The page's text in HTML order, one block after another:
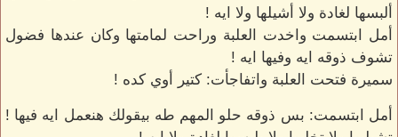
ألبسها لغادة ولا أشيلها ولا ايه !
أمل ابتسمت واخدت العلبة وراحت لمامتها وكان عندها فضول
تشوف ذوقه ايه وفيها ايه !
سميرة فتحت العلبة واتفاجأت: كتير أوي كده !
أمل ابتسمت: بس ذوقه حلو المهم طه بيقولك هنعمل ايه فيها !